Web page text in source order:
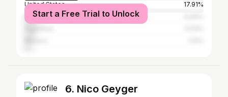
United States
17.91%
Brazil
Start a Free Trial to Unlock
6. Nico Geyger